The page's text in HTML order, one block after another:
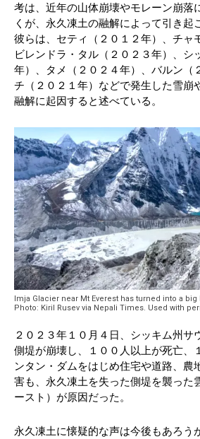
考は、近年の山体崩壊やモレーン崩落
くが、永久凍土の融解によって引き起
彼らは、セティ（２０１２年）、チャ
ビレンドラ・タル（２０２３年）、シ
年）、タメ（２０２４年）、バルン（
チ（２０２１年）などで発生した雪崩
融解に起因すると述べている。
Imja Glacier near Mt Everest has turned into a big
Photo: Kiril Rusev via Nepali Times. Used with
２０２３年１０月４日、シッキム州サ
側堤が崩壊し、１００人以上が死亡、
ンタン・ダムをはじめ住宅や道路、農
害も、永久凍土を失った側堤を襲った
ースト）が原因だった。
永久凍土に懐疑的な声は今後もあろう